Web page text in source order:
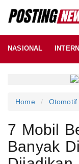
NASIONAL
Home Otomotif
7 Mobil
Banyak